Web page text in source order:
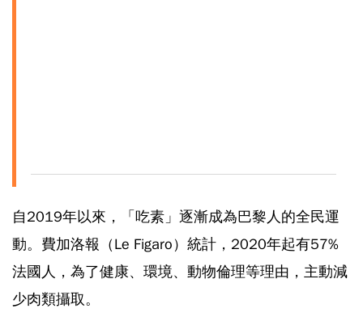
自2019年以來，「吃素」逐漸成為巴黎人的全民運
動。費加洛報（Le Figaro）統計，2020年起有57%
法國人，為了健康、環境、動物倫理等理由，主動減
少肉類攝取。